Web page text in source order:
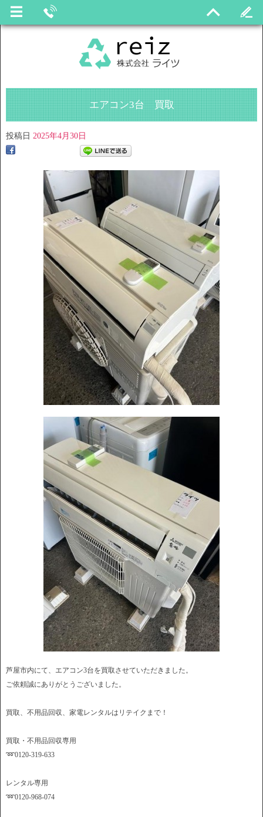
エアコン3台 買取
投稿日 2025年4月30日
芦屋市内にて、エアコン3台を買取させていただきました。
ご依頼誠にありがとうございました。
買取、不用品回収、家電レンタルはリテイクまで！
買取・不用品回収専用
➿0120-319-633
レンタル専用
➿0120-968-074